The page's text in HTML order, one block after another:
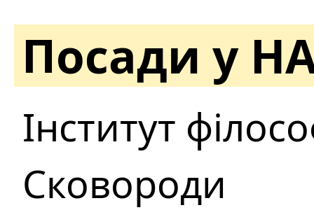
Посади у
Інститут
Сковороди